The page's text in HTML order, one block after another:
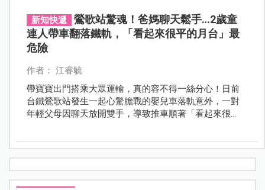
新知快遞
鶯歌站驚魂！爸媽聊天鬆手…2歲童
連人帶車翻落鐵軌，「看起來很平的月台」最
危險
作者： 江睿毓
帶寶寶出門搭乘大眾運輸，真的容不得一絲分心！日前
台鐵鶯歌站發生一起心驚膽戰的嬰兒車落軌意外，一對
年輕父母因聊天放開雙手，導致推車順著「看起來很